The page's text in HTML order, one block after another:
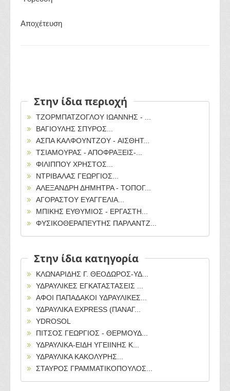
Αποχέτευση
Στην ίδια περιοχή
ΤΖΟΡΜΠΑΤΖΟΓΛΟΥ ΙΩΑΝΝΗΣ - ...
ΒΑΓΙΟΥΛΗΣ ΣΠΥΡΟΣ...
ΑΣΠΑ ΚΑΛΦΟΥΝΤΖΟΥ - AΙΣΘΗΤ...
ΤΣΙΑΜΟΥΡΑΣ - ΑΠΟΦΡΑΞΕΙΣ-...
ΦΙΛΙΠΠΟΥ ΧΡΗΣΤΟΣ...
ΝΤΡΙΒΑΛΑΣ ΓΕΩΡΓΙΟΣ...
ΑΛΕΞΑΝΔΡΗ ΔΗΜΗΤΡΑ - ΤΟΠΟΓ...
ΑΓΟΡΑΣΤΟΥ ΕΥΑΓΓΕΛΙΑ...
ΜΠΙΚΗΣ ΕΥΘΥΜΙΟΣ - ΕΡΓΑΣΤΗ...
ΦΥΣΙΚΟΘΕΡΑΠΕΥΤΗΣ ΠΑΡΛΑΝΤΖ...
Στην ίδια κατηγορία
ΚΛΩΝΑΡΙΔΗΣ Γ. ΘΕΟΔΩΡΟΣ-ΥΔ...
ΥΔΡΑΥΛΙΚΕΣ ΕΓΚΑΤΑΣΤΑΣΕΙΣ ...
ΑΦΟΙ ΠΑΠΑΔΑΚΟΙ ΥΔΡΑΥΛΙΚΕΣ...
ΥΔΡΑΥΛΙΚΑ EXPRESS (ΠΑΝΑΓ...
YDROSOL
ΠΙΤΣΟΣ ΓΕΩΡΓΙΟΣ - ΘΕΡΜΟΥΔ...
ΥΔΡΑΥΛΙΚΑ-ΕΙΔΗ ΥΓΕΙΙΝΗΣ Κ...
ΥΔΡΑΥΛΙΚΑ ΚΑΚΟΛΥΡΗΣ...
ΣΤΑΥΡΟΣ ΓΡΑΜΜΑΤΙΚΟΠΟΥΛΟΣ...